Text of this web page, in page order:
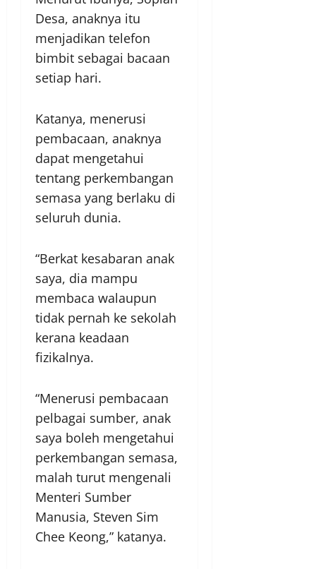
Desa, anaknya itu
menjadikan telefon
bimbit sebagai bacaan
setiap hari.
Katanya, menerusi
pembacaan, anaknya
dapat mengetahui
tentang perkembangan
semasa yang berlaku di
seluruh dunia.
“Berkat kesabaran anak
saya, dia mampu
membaca walaupun
tidak pernah ke sekolah
kerana keadaan
fizikalnya.
“Menerusi pembacaan
pelbagai sumber, anak
saya boleh mengetahui
perkembangan semasa,
malah turut mengenali
Menteri Sumber
Manusia, Steven Sim
Chee Keong,” katanya.